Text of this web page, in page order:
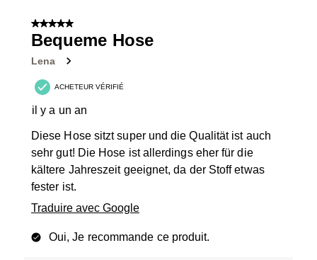
5 sur 5 étoiles.
Bequeme Hose
Lena
ACHETEUR VÉRIFIÉ
il y a un an
Diese Hose sitzt super und die Qualität ist auch
sehr gut! Die Hose ist allerdings eher für die
kältere Jahreszeit geeignet, da der Stoff etwas
fester ist.
Traduire avec Google
Oui, Je recommande ce produit.